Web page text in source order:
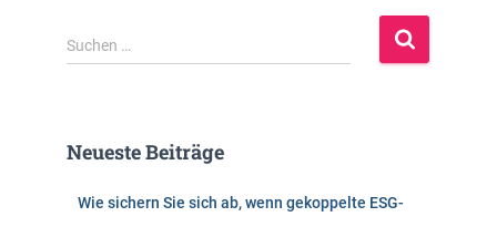
S
u
n
Suchen …
Neueste Beiträge
Wie sichern Sie sich ab, wenn gekoppelte ESG-